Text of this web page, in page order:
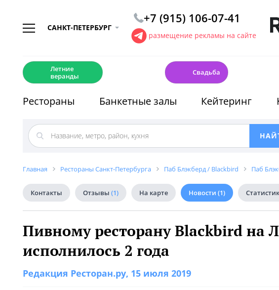
САНКТ-ПЕТЕРБУРГ
+7 (915) 106-07-41
размещение рекламы на сайте
Летние
веранды
Свадьба
Рестораны Банкетные залы Кейтеринг
Главная Рестораны Санкт-Петербурга Паб Блэкберд / Blackbird Паб
Контакты Отзывы (1) На карте Новости (1)
Пивному ресторану Blackbird на
исполнилось 2 года
Редакция Ресторан.ру, 15 июля 2019